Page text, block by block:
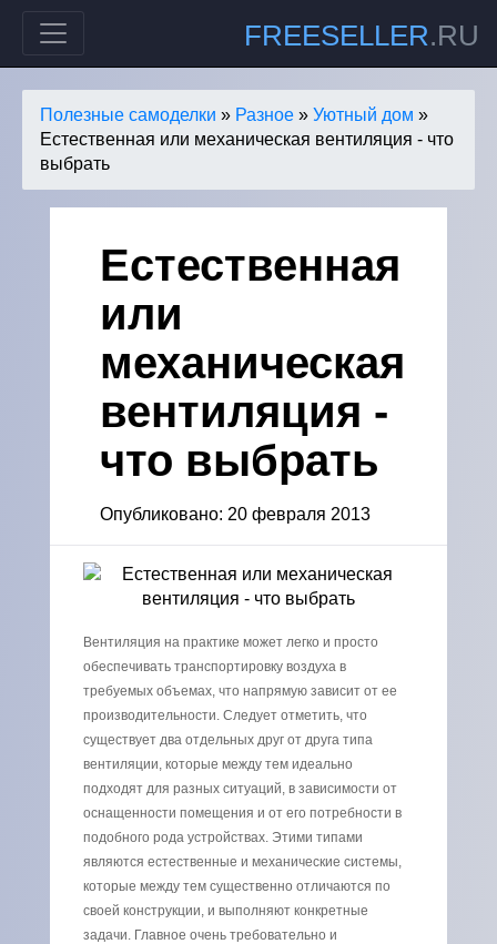
FREESELLER.RU
Полезные самоделки » Разное » Уютный дом »
Естественная или механическая вентиляция - что
выбрать
Естественная
или
механическая
вентиляция -
что выбрать
Опубликовано: 20 февраля 2013
Вентиляция на практике может легко и просто
обеспечивать транспортировку воздуха в
требуемых объемах, что напрямую зависит от ее
производительности. Следует отметить, что
существует два отдельных друг от друга типа
вентиляции, которые между тем идеально
подходят для разных ситуаций, в зависимости от
оснащенности помещения и от его потребности в
подобного рода устройствах. Этими типами
являются естественные и механические системы,
которые между тем существенно отличаются по
своей конструкции, и выполняют конкретные
задачи. Главное очень требовательно и